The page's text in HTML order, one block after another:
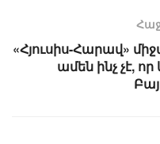
«Հյուսիս-Հարավ»
ամեն ինչ չէ,